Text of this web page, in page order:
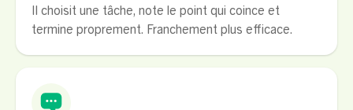
Il choisit une tâche, note le point qui coince et
termine proprement. Franchement plus efficace.